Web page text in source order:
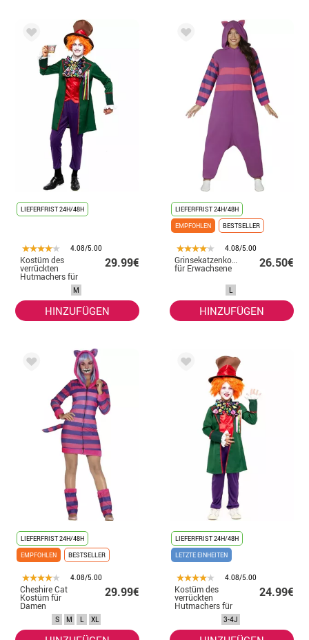
LIEFERFRIST 24H/48H
4.08/5.00
Kostüm des
verrückten
Hutmachers für
29.99€
M
HINZUFÜGEN
LIEFERFRIST 24H/48H
EMPFOHLEN
BESTSELLER
4.08/5.00
Grinsekatzenkostüm
für Erwachsene 26.50€
L
HINZUFÜGEN
LIEFERFRIST 24H/48H
EMPFOHLEN
BESTSELLER
4.08/5.00
Cheshire Cat
Kostüm für
Damen
29.99€
S M L XL
LIEFERFRIST 24H/48H
LETZTE EINHEITEN
4.08/5.00
Kostüm des
verrückten
Hutmachers für
24.99€
3-4J